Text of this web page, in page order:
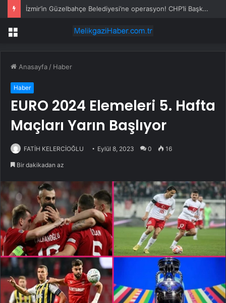
İzmir’in Güzelbahçe Belediyesi’ne operasyon! CHP’li Başkan Mustafa Günay dahil, çok sayıda gözaltı var
Menü
Anasayfa / Haber
Haber
EURO 2024 Elemeleri 5. Hafta
Maçları Yarın Başlıyor
FATİH KELERCİOĞLU Eylül 8, 2023 0 16
Bir dakikadan az